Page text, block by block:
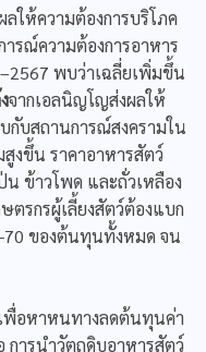
ให้ความต้องการบริโภค
รณ์ความต้องการอาหาร
พบว่าเฉลี่ยเพิ่มขึ้น
จากเอลนิญโญส่งผลให้
กับสถานการณ์สงครามใน
งขึ้น ราคาอาหารสัตว์
ข้าวโพด และถั่วเหลือง
ตรกรผู้เลี้ยงสัตว์ต้องแบก
70 ของต้นทุนทั้งหมด จน
พื่อหาหนทางลดต้นทุนค่า
การนำวัตถุดิบอาหารสัตว์